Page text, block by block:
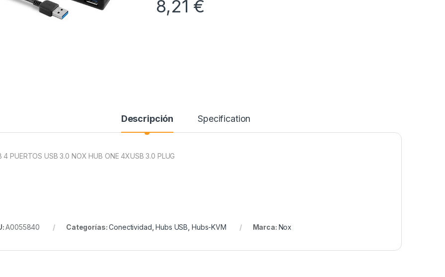
8,21 €
Descripción Specification
4 PUERTOS USB 3.0 NOX HUB ONE 4XUSB 3.0 PLUG
A0055840 Categorías:Conectividad ,Hubs USB Hubs-KVM Marca: Nox